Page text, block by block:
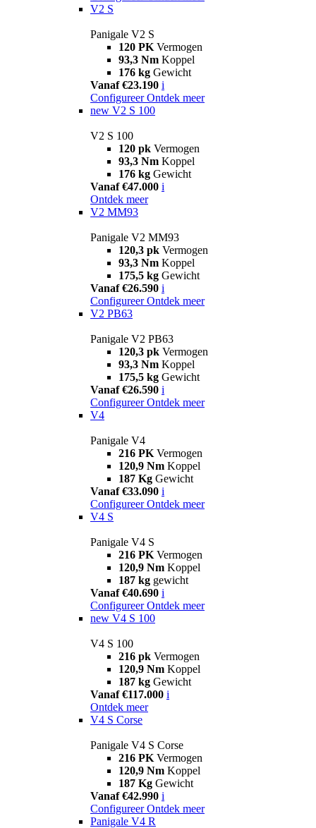
V2 S
Panigale V2 S
120 PK Vermogen
93,3 Nm Koppel
176 kg Gewicht
Vanaf €23.190 i
Configureer Ontdek meer
new V2 S 100
V2 S 100
120 pk Vermogen
93,3 Nm Koppel
176 kg Gewicht
Vanaf €47.000 i
Ontdek meer
V2 MM93
Panigale V2 MM93
120,3 pk Vermogen
93,3 Nm Koppel
175,5 kg Gewicht
Vanaf €26.590 i
Configureer Ontdek meer
V2 PB63
Panigale V2 PB63
120,3 pk Vermogen
93,3 Nm Koppel
175,5 kg Gewicht
Vanaf €26.590 i
Configureer Ontdek meer
V4
Panigale V4
216 PK Vermogen
120,9 Nm Koppel
187 Kg Gewicht
Vanaf €33.090 i
Configureer Ontdek meer
V4 S
Panigale V4 S
216 PK Vermogen
120,9 Nm Koppel
187 kg gewicht
Vanaf €40.690 i
Configureer Ontdek meer
new V4 S 100
V4 S 100
216 pk Vermogen
120,9 Nm Koppel
187 kg Gewicht
Vanaf €117.000 i
Ontdek meer
V4 S Corse
Panigale V4 S Corse
216 PK Vermogen
120,9 Nm Koppel
187 Kg Gewicht
Vanaf €42.990 i
Configureer Ontdek meer
Panigale V4 R